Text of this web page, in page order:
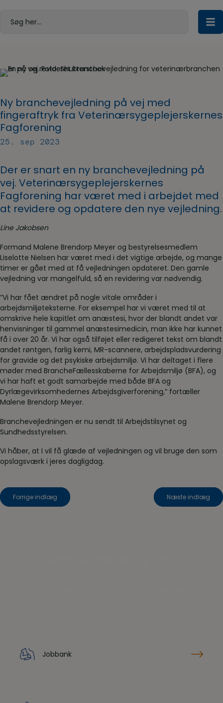
indholdet
Søg her...
Ny branchevejledning på vej med
fingeraftryk fra Veterinærsygeplejerskernes
Fagforening
25. sep 2023
Der er snart en ny branchevejledning på
vej. Veterinærsygeplejerskernes
Fagforening har været med i arbejdet med
at revidere og opdatere den nye vejledning.
Line Jakobsen
Formand Malene Brendorp Meyer og bestyrelsesmedlem
Liselotte Nielsen har været med i det vigtige arbejde, og mange
timer er gået med at få vejledningen opdateret. Den gamle
vejledning var mangelfuld, så en revidering var nødvendig.
”Vi har fået ændret på nogle vitale områder i
arbejdsmiljøteksterne. For eksempel har vi været med til at
omskrive hele kapitlet om anæstesi, hvor der blandt andet var
henvisninger til gammel anæstesimedicin, man ikke har kunnet
få i over 20 år. Vi har også tilføjet eller redigeret tekst om blandt
andet røntgen, farlig kemi, MR-scannere, arbejdspladsvurdering
for gravide og det psykiske arbejdsmiljø. Vi har deltaget i flere
møder med BrancheFællesskaberne for Arbejdsmiljø (BFA), og
vi har haft et godt samarbejde med både BFA og
Dyrlægevirksomhedernes Arbejdsgiverforening,” fortæller
Malene Brendorp Meyer.
Branchevejledningen er nu sendt til Arbejdstilsynet og
Sundhedsstyrelsen.
Vi håber, at I vil få glæde af vejledningen og vil bruge den som
opslagsværk i jeres dagligdag.
Indlægsnavigation
Forrige indlæg Næste indlæg
Jobbank